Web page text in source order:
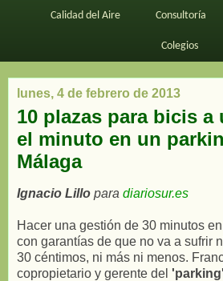
Calidad del Aire Consultoría
Colegios
lunes, 4 de febrero de 2013
10 plazas para bicis a
el minuto en un
Málaga
Ignacio Lillo para diariosur.es
Hacer una gestión de 30 minutos
con garantías de que no va a sufrir
30 céntimos, ni más ni menos.
copropietario y gerente del